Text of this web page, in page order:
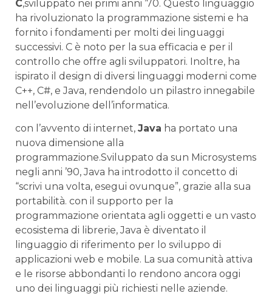
C,sviluppato nei ⁢primi anni ’70. Questo linguaggio
ha‌ rivoluzionato la programmazione sistemi e ha
fornito i fondamenti per molti dei ​linguaggi ​
successivi. C​ è noto per la sua ​efficacia‍ e per ⁤il
controllo che‍ offre‍ agli sviluppatori. ​Inoltre, ha
ispirato il design⁤ di⁣ diversi linguaggi moderni come
C++,‍ C#, e Java, ⁤rendendolo un pilastro innegabile
nell’evoluzione dell’informatica.
con l’avvento di internet, Java ha ⁢portato una
nuova dimensione alla
programmazione.Sviluppato da sun Microsystems
negli⁢ anni ’90, Java ha introdotto il concetto di
“scrivi una volta, esegui ​ovunque”, grazie alla sua
portabilità. con il supporto per la
programmazione orientata ⁤agli oggetti e un vasto
ecosistema di ‌librerie, Java è diventato il⁤
linguaggio‌ di⁤ riferimento per lo sviluppo di
applicazioni ​web ‌e mobile. La sua comunità attiva
e le‍ risorse abbondanti lo rendono ancora ‍oggi
uno⁢ dei linguaggi più ‍richiesti nelle aziende.